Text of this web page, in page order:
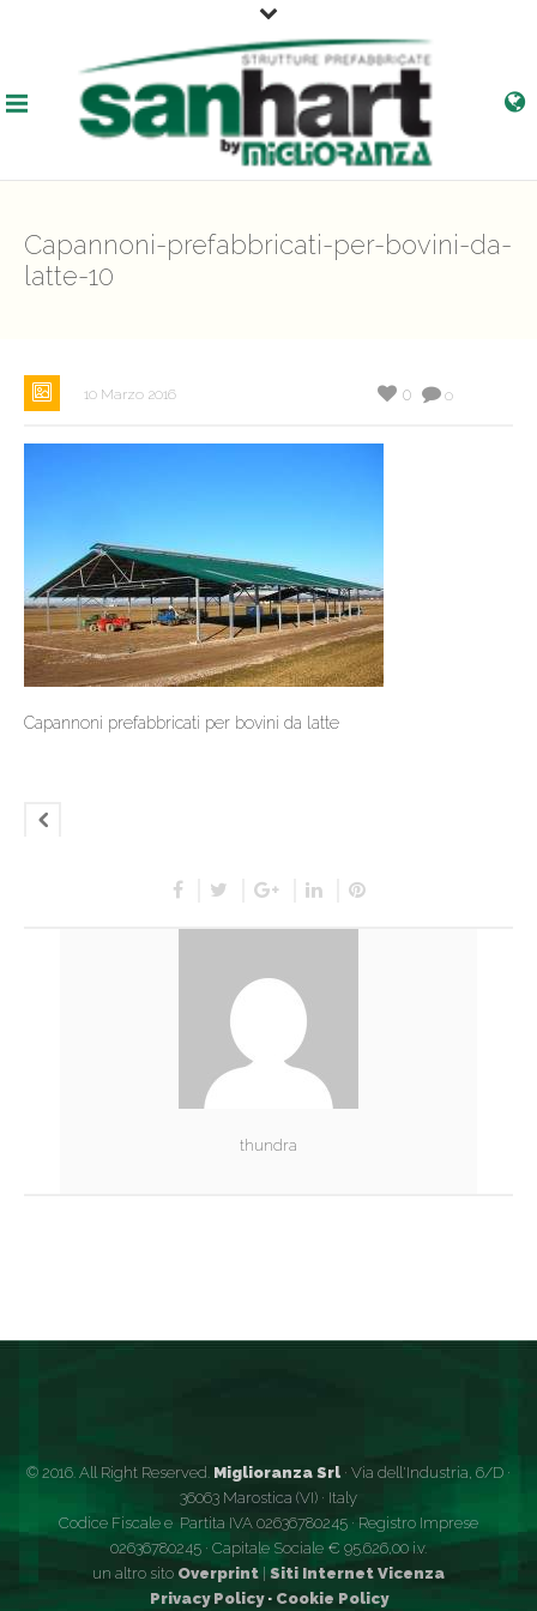
Capannoni-prefabbricati-per-bovini-da-
latte-10
10 Marzo 2016 0
0
Capannoni prefabbricati per bovini da latte
thundra
© 2016. All Right Reserved. Miglioranza Srl · Via dell'Industria, 6/D ·
36063 Marostica (VI) · Italy
Codice Fiscale e Partita IVA 02636780245 · Registro Imprese
02636780245 · Capitale Sociale € 95.626,00 i.v.
un altro sito Overprint Siti Internet Vicenza
Privacy Policy · Cookie Policy